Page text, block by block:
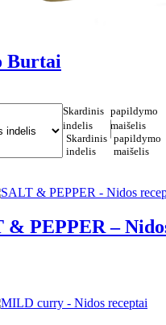
Burtai
Skardinis
indelis
Skardinis
indelis
papildymo
maišelis
papildymo
maišelis
has
variants.
The
on
& PEPPER –